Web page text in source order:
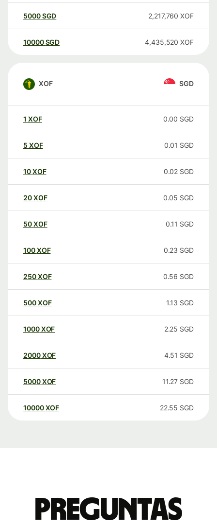
5000SGD 2,217,760 XOF
10000 SGD 4,435,520 XOF
XOF SGD
1 XOF 0.00 SGD
5 XOF 0.01 SGD
10XOF 0.02 SGD
20XOF 0.05 SGD
50XOF 0.11 SGD
100XOF 0.23 SGD
250XOF 0.56 SGD
500XOF 1.13 SGD
1000XOF 2.25 SGD
2000XOF 4.51 SGD
5000XOF 11.27 SGD
10000 XOF 22.55 SGD
Preguntas